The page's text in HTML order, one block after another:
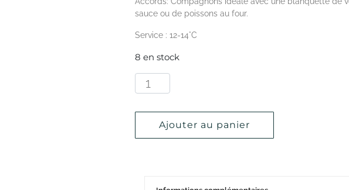
sauce ou de poissons au four.
Service : 12-14°C
8 en stock
Ajouter au panier